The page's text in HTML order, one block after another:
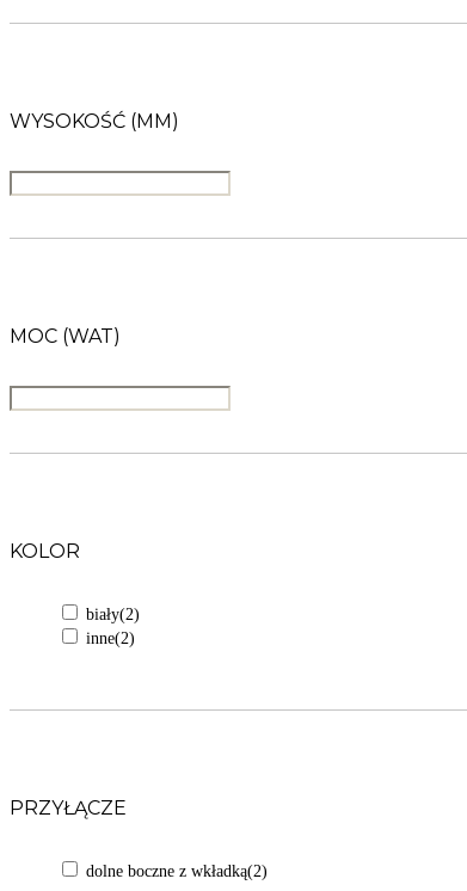
WYSOKOŚĆ (MM)
MOC (WAT)
KOLOR
biały(2)
inne(2)
PRZYŁĄCZE
dolne boczne z wkładką(2)